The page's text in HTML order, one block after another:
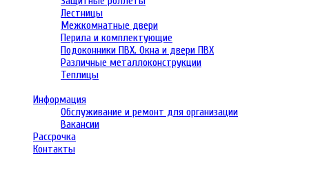
Лестницы
Межкомнатные двери
Перила и комплектующие
Подоконники ПВХ. Окна и двери ПВХ
Различные металлоконструкции
Теплицы
Информация
Обслуживание и ремонт для организации
Вакансии
Рассрочка
Контакты